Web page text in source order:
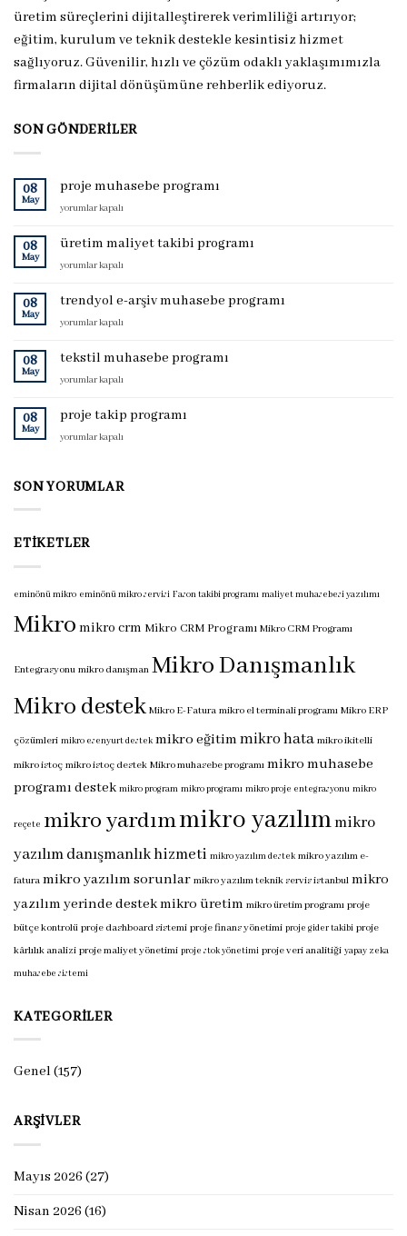
üretim süreçlerini dijitalleştirerek verimliliği artırıyor;
eğitim, kurulum ve teknik destekle kesintisiz hizmet
sağlıyoruz. Güvenilir, hızlı ve çözüm odaklı yaklaşımımızla
firmaların dijital dönüşümüne rehberlik ediyoruz.
SON GÖNDERILER
08
May
proje muhasebe programı
proje
programı
yorumlar kapalı
08
May
üretim maliyet takibi programı
üretim
takibi
programı
için
yorumlar kapalı
08
May
trendyol e-arşiv muhasebe programı
trendyol
arşiv
programı
yorumlar kapalı
08
May
tekstil muhasebe programı
tekstil
programı
için
yorumlar kapalı
08
May
proje takip programı
proje
için
yorumlar kapalı
SON YORUMLAR
ETIKETLER
eminönü mikro eminönü mikro servisi Fason takibi programı maliyet muhasebesi yazılımı
Mikro mikro crm Mikro CRM Programı Mikro CRM Programı
Entegrasyonu mikro danışman Mikro Danışmanlık
Mikro destek Mikro E-Fatura mikro el terminali programı Mikro ERP
çözümleri mikro esenyurt destek mikro eğitimmikro hata mikro ikitelli
mikro istoç mikro istoç destek Mikro muhasebe programı mikro muhasebe
programı destek mikro program mikro programı mikro proje entegrasyonu mikro
reçete mikro yardımmikro yazılımmikro
yazılım danışmanlık hizmeti mikro yazılım destek mikro yazılım e-
fatura mikro yazılım sorunlar mikro yazılım teknik servis istanbul mikro
yazılım yerinde destekmikro üretim mikro üretim programı proje
bütçe kontrolü proje dashboard sistemi proje finans yönetimi proje gider takibi proje
kârlılık analizi proje maliyet yönetimi proje stok yönetimi proje veri analitiği yapay zeka
muhasebe sistemi
KATEGORILER
Genel(157)
ARŞIVLER
Mayıs 2026 (27)
Nisan 2026 (16)